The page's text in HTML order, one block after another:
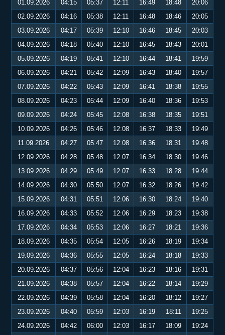
01.09.2026
04:15 05:37 12:11 16:49 18:48
20:06
02.09.2026
04:16 05:38 12:11 16:48 18:46
20:05
03.09.2026
04:17 05:39 12:10 16:46 18:45
20:03
04.09.2026
04:18 05:40 12:10 16:45 18:43
20:01
05.09.2026
04:19 05:41 12:10 16:44 18:41
19:59
06.09.2026
04:21 05:42 12:09 16:43 18:40
19:57
07.09.2026
04:22 05:43 12:09 16:41 18:38
19:55
08.09.2026
04:23 05:44 12:09 16:40 18:36
19:53
09.09.2026
04:24 05:45 12:08 16:38 18:35
19:51
10.09.2026
04:26 05:46 12:08 16:37 18:33
19:49
11.09.2026
04:27 05:47 12:08 16:36 18:31
19:48
12.09.2026
04:28 05:48 12:07 16:34 18:30
19:46
13.09.2026
04:29 05:49 12:07 16:33 18:28
19:44
14.09.2026
04:30 05:50 12:07 16:32 18:26
19:42
15.09.2026
04:31 05:51 12:06 16:30 18:24
19:40
16.09.2026
04:33 05:52 12:06 16:29 18:23
19:38
17.09.2026
04:34 05:53 12:06 16:27 18:21
19:36
18.09.2026
04:35 05:54 12:05 16:26 18:19
19:34
19.09.2026
04:36 05:55 12:05 16:24 18:18
19:33
20.09.2026
04:37 05:56 12:04 16:23 18:16
19:31
21.09.2026
04:38 05:57 12:04 16:22 18:14
19:29
22.09.2026
04:39 05:58 12:04 16:20 18:12
19:27
23.09.2026
04:40 05:59 12:03 16:19 18:11
19:25
24.09.2026
04:42 06:00 12:03 16:17 18:09
19:24